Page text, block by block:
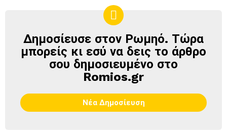
ΔΗΜΟΣΊΕΥΣΕ
ΣΤΟΝ
ΡΩΜΗΌ
Δημοσίευσε στον Ρωμηό. Τώρα
μπορείς κι εσύ να δεις το άρθρο
σου δημοσιευμένο στο
Romios.gr
Νέα Δημοσίευση